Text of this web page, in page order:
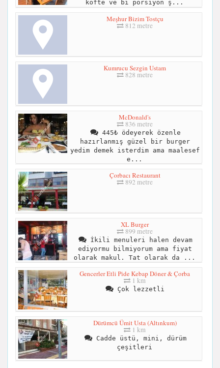
köfte ve bi porsiyon ş...
Meşhur Bizim Tostçu
812 metre
Kumrucu Sezgin Ustam
828 metre
McDonald's
836 metre
445₺ ödeyerek özenle
hazırlanmış güzel bir burger
yedim demek isterdim ama maalesef
e...
Çorbacı Restaurant
892 metre
XL Burger
899 metre
İkili menuleri halen devam
ediyormu bilmiyorum ama fiyat
olarak makul. Tat olarak da ...
Gencerler Etli Pide Kebap Döner & Çorba
1 km
Çok lezzetli
Dürümcü Ümit Usta (Altınkum)
1 km
Cadde üstü, mini, dürüm
çeşitleri